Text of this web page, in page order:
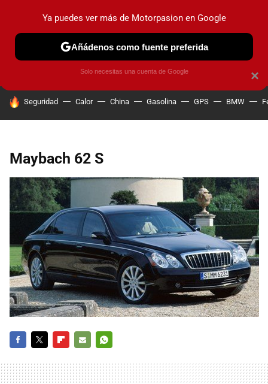
PRUEBAS COCHES ELÉCTRICOS OBSERVATORIO
HOY SE HABLA DE
Seguridad Calor China Gasolina GPS BMW
Maybach 62 S
MAIL
×
Ya puedes ver más de Motorpasion en Google
Añádenos como fuente preferida
Solo necesitas una cuenta de Google